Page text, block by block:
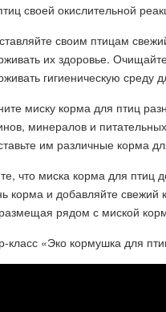
своей окислительной
своим птицам
их здоровье.
гигиеническую среду
миску корма для птиц
минералов и
им различные корма
что миска корма для птиц
корма и добавляйте свежий
рядом с миской
класс «Эко кормушка для